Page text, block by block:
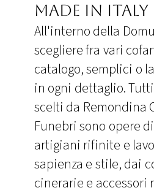
made in italy
All'interno della
scegliere fra vari
catalogo, semplici o
in ogni dettaglio.
scelti da Remondina
Funebri sono opere
artigiani rifinite e
sapienza e stile, dai
cinerarie e accessori